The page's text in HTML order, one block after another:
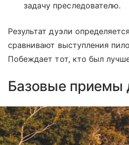
задачу преследователю.
Результат дуэли
сравнивают выступления
Побеждает тот, кто был
Базовые приемы